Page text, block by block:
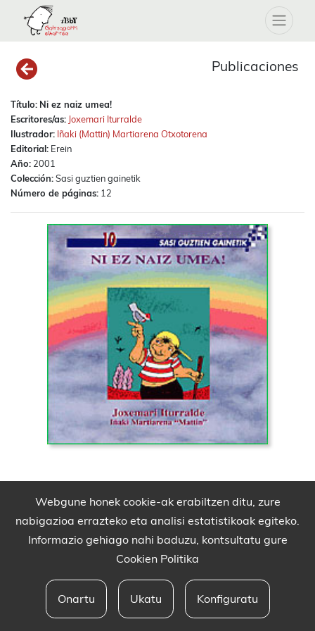
Publicaciones
Título: Ni ez naiz umea!
Escritores/as: Joxemari Iturralde
Ilustrador: Iñaki (Mattin) Martiarena Otxotorena
Editorial: Erein
Año: 2001
Colección:Sasi guztien gainetik
Número de páginas: 12
Webgune honek cookie-ak erabiltzen ditu, zure
nabigazioa errazteko eta analisi estatistikoak egiteko.
Informazio gehiago nahi baduzu, kontsultatu gure
Cookien Politika
Onartu Ukatu Konfiguratu